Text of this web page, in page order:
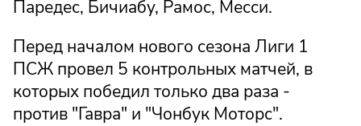
Паредес, Бичиабу, Рамос, Месси.
Перед началом нового сезона Лиги 1
ПСЖ провел 5 контрольных матчей, в
которых победил только два раза -
против "Гавра" и "Чонбук Моторс".